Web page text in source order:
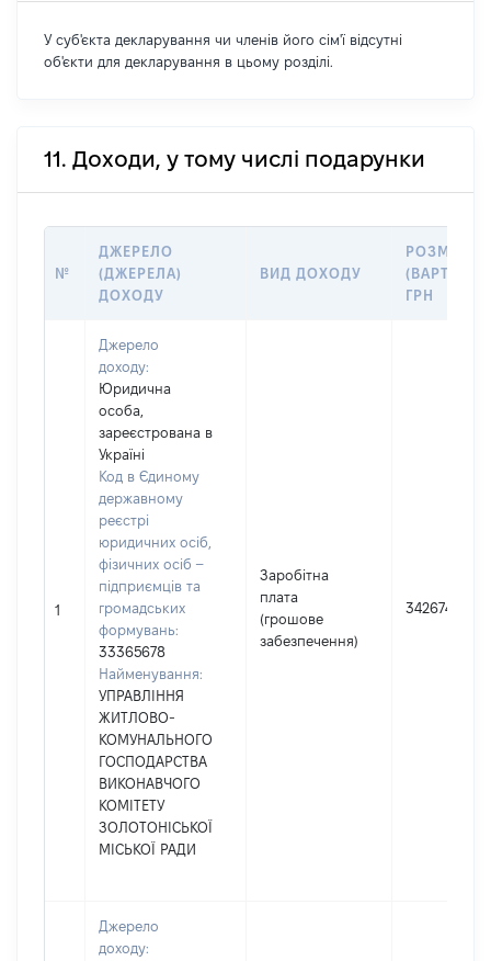
У суб'єкта декларування чи членів його сім'ї відсутні
об'єкти для декларування в цьому розділі.
11. Доходи, у тому числі подарунки
№
ДЖЕРЕЛО
(ДЖЕРЕЛА)
ДОХОДУ
ВИД ДОХОДУ
РОЗМІР
ГРН
1
Джерело
доходу:
Юридична
особа,
зареєстрована в
Україні
Код в Єдиному
державному
реєстрі
юридичних осіб,
фізичних осіб –
підприємців та
громадських
формувань:
33365678
Найменування:
УПРАВЛІННЯ
ЖИТЛОВО-
КОМУНАЛЬНОГО
ГОСПОДАРСТВА
ВИКОНАВЧОГО
КОМІТЕТУ
ЗОЛОТОНІСЬКОЇ
МІСЬКОЇ РАДИ
Заробітна
плата
(грошове
забезпечення)
342674
Джерело
доходу: